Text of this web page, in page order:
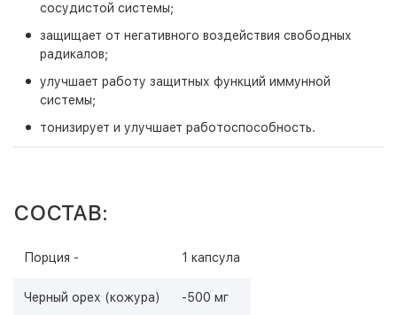
сосудистой системы;
защищает от негативного воздействия свободных
радикалов;
улучшает работу защитных функций иммунной
системы;
тонизирует и улучшает работоспособность.
СОСТАВ:
Порция - 1 капсула
Черный орех (кожура) -500 мг